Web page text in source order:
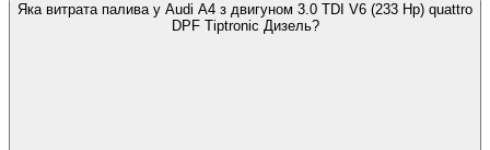
Яка витрата палива у Audi A4 з двигуном 3.0 TDI V6 (233 Hp) quattro
DPF Tiptronic Дизель?